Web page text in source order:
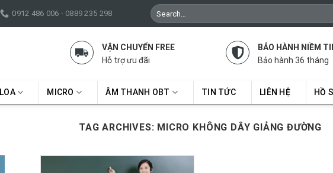
0912 486 006 - 0889 235 298
Search
for:
VẬN CHUYỂN FREE
Hỗ trợ ưu đãi
BẢO HÀNH NIỀM
Bảo hành 36 tháng
LOA MICRO ÂM THANH OBT TIN TỨC LIÊN HỆ HỒ
TAG ARCHIVES: MICRO KHÔNG DÂY GIẢNG ĐƯỜNG